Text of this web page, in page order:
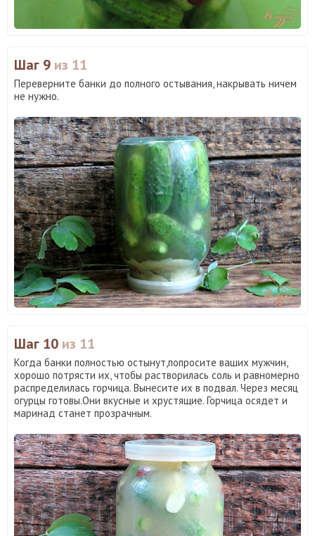
Шаг 9 из 11
Переверните банки до полного остывания, накрывать ничем
не нужно.
Шаг 10 из 11
Когда банки полностью остынут,попросите ваших мужчин,
хорошо потрясти их, чтобы растворилась соль и равномерно
распределилась горчица. Вынесите их в подвал. Через месяц
огурцы готовы.Они вкусные и хрустящие. Горчица осядет и
маринад станет прозрачным.